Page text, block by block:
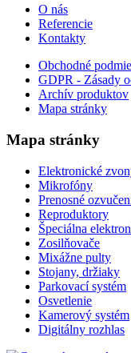
O nás
Referencie
Kontakty
Obchodné
GDPR - Zásady
Archív produktov
Mapa stránky
Mapa stránky
Elektronické
Mikrofóny
Prenosné
Reproduktory
Špeciálna
Zosilňovače
Mixážne pulty
Stojany, držiaky
Parkovací systém
Osvetlenie
Kamerový systém
Digitálny rozhlas